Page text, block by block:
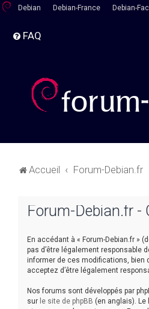
Debian Debian-France Debian-
FAQ
Accueil Forum-Debian.fr
Forum-Debian.fr -
En accédant à « Forum-Debian.fr »
pas d’être légalement responsable
informer de ces modifications, bien
acceptez d’être légalement
Nos forums sont développés par
sur le site de phpBB (en anglais).